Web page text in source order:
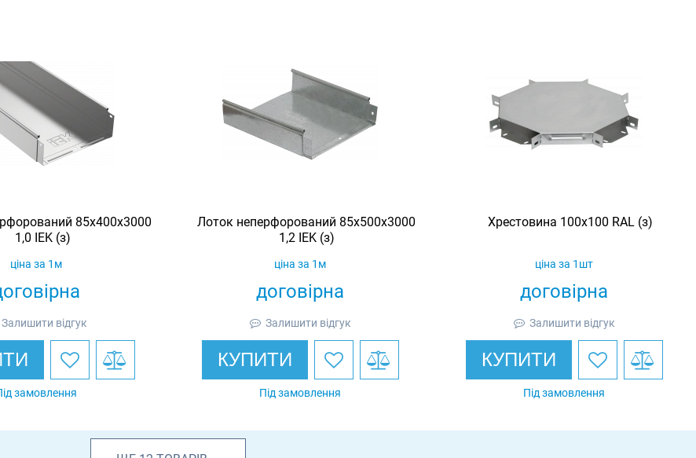
85х400х3000
1,0 IEK (з)
ціна за 1м
Залишити відгук
замовлення
Лоток неперфорований 85х500х3000
1,2 IEK (з)
договірна
ціна за 1м
Залишити відгук
КУПИТИ
Під замовлення
Хрестовина 100х100 RAL (з)
договірна
ціна за 1шт
Залишити відгук
КУПИТИ
Під замовлення